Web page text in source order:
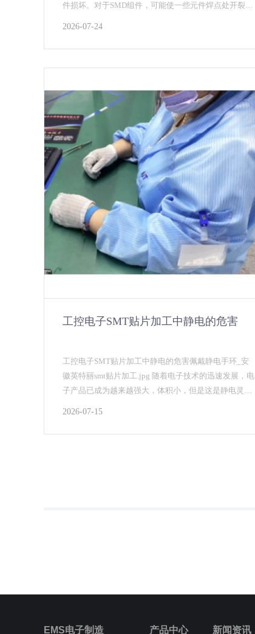
件损坏。对于SMD组件，可能使一些元件焊点处开裂或
2026-07-24
工控电子SMT贴片加工中静电的危害
工控电子SMT贴片加工中静电的危害佩戴静电手环_安
徽英特丽smt贴片加工.jpg 随着电子技术的迅速发展，电
子产品已成为越来越强大，体积小，但是这是静电灵敏
2026-07-15
EMS电子制造 产品中心 新闻资讯